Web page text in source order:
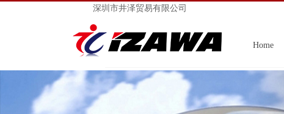
深圳市井泽贸易有限公司
Home